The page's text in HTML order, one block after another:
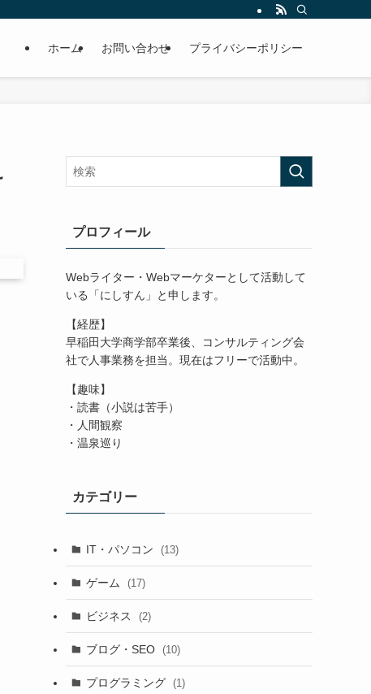
ホーム お問い合わせ プライバシーポリシー
プロフィール
Webライター・Webマーケターとして活動して
いる「にしすん」と申します。
【経歴】
早稲田大学商学部卒業後、コンサルティング会
社で人事業務を担当。現在はフリーで活動中。
【趣味】
・読書（小説は苦手）
・人間観察
・温泉巡り
カテゴリー
IT・パソコン (13)
ゲーム (17)
ビジネス (2)
ブログ・SEO (10)
プログラミング (1)